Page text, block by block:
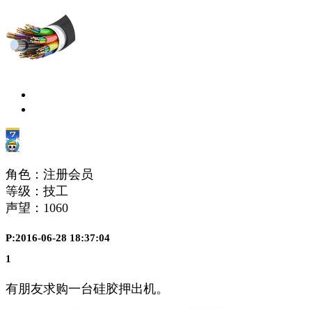
角色：注册会员
等级：技工
声望： 1060
P:2016-06-28 18:37:04
1
有朋友求购一台硅胶押出机。